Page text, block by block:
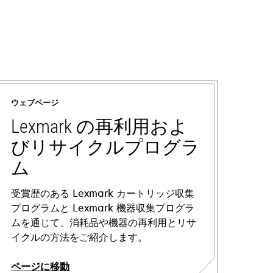
ウェブページ
Lexmark の再利用およ
びリサイクルプログラ
ム
受賞歴のある Lexmark カートリッジ収集
プログラムと Lexmark 機器収集プログラ
ムを通じて、消耗品や機器の再利用とリサ
イクルの方法をご紹介します。
ページに移動